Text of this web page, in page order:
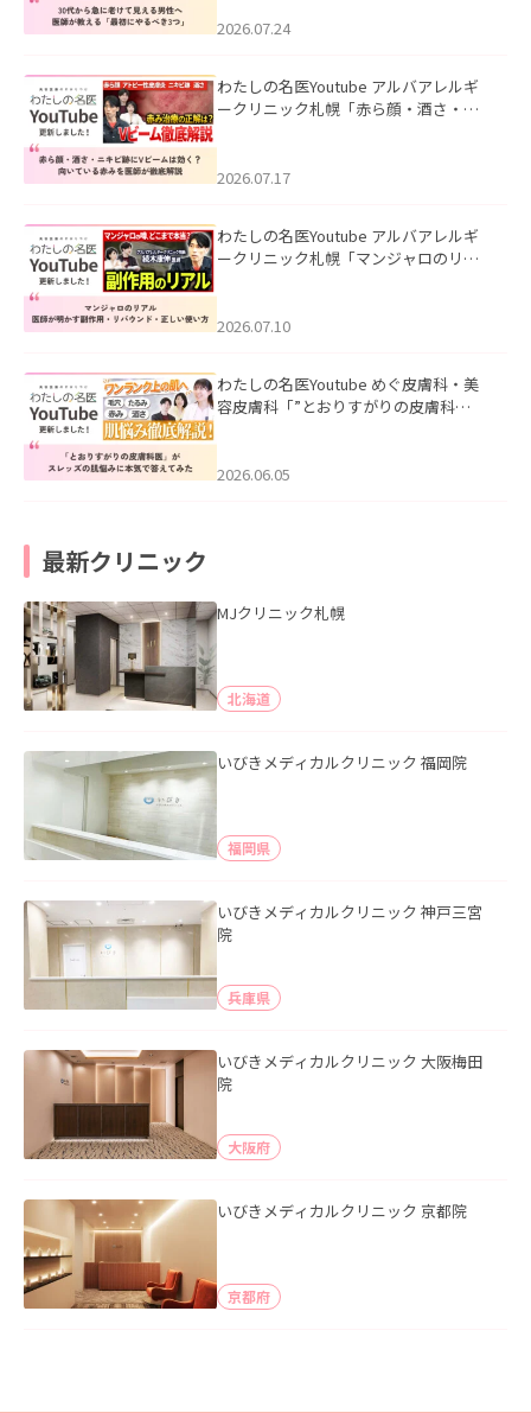
た。
2026.07.24
わたしの名医Youtube アルバアレルギ
ークリニック札幌「赤ら顔・酒さ・ニ
した。
2026.07.17
わたしの名医Youtube アルバアレルギ
ークリニック札幌「マンジャロのリア
た。
2026.07.10
わたしの名医Youtube めぐ皮膚科・美
容皮膚科「”とおりすがりの皮膚科
2026.06.05
最新クリニック
MJクリニック札幌
北海道
いびきメディカルクリニック 福岡院
福岡県
いびきメディカルクリニック 神戸三宮
院
兵庫県
いびきメディカルクリニック 大阪梅田
院
大阪府
いびきメディカルクリニック 京都院
京都府